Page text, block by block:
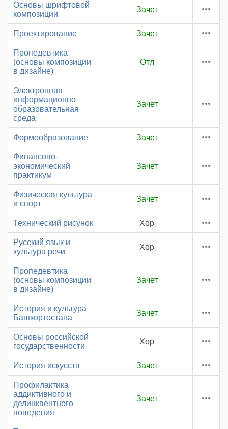
Основы шрифтовой
композиции
Зачет
Проектирование Зачет
Пропедевтика
(основы композиции
в дизайне)
Отл
Электронная
информационно-
образовательная
среда
Зачет
Формообразование Зачет
Финансово-
экономический
практикум
Зачет
Физическая культура
и спорт
Зачет
Технический рисунок Хор
Русский язык и
культура речи
Хор
Пропедевтика
(основы композиции
в дизайне)
Зачет
История и культура
Башкортостана
Зачет
Основы российской
государственности
Хор
История искусств Зачет
Профилактика
аддиктивного и
делинквентного
поведения
Зачет